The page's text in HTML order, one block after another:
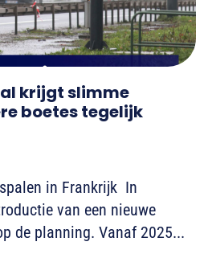
krijgt slimme
boetes tegelijk
in Frankrijk In
van een nieuwe
de planning. Vanaf 2025...